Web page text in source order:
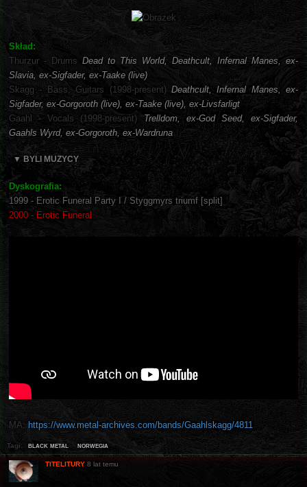
Skład:
Thurzur - Drums Dead to This World, Deathcult, Infernal Manes, ex-
Slavia, ex-Sigfader, ex-Taake (live)
Skagg - Bass, Guitars (1998-present) Deathcult, Infernal Manes, ex-
Sigfader, ex-Gorgoroth (live), ex-Taake (live), ex-Livsfarligt
Gaahl - Vocals (1998-present) Trelldom, ex-God Seed, ex-Sigfader,
Gaahls Wyrd, ex-Gorgoroth, ex-Wardruna
▼ BYLI MUZYCY
Dyskografia:
1999 - Erotic Funeral Party I / Styggmyrs triumf [split]
2000 - Erotic Funeral
MA: https://www.metal-archives.com/bands/Gaahlskagg/4811
Tagi: black metal norwegia
TITELITURY 8 lat temu